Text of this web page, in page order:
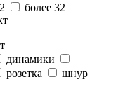
более 32
динамики
розетка
шнур